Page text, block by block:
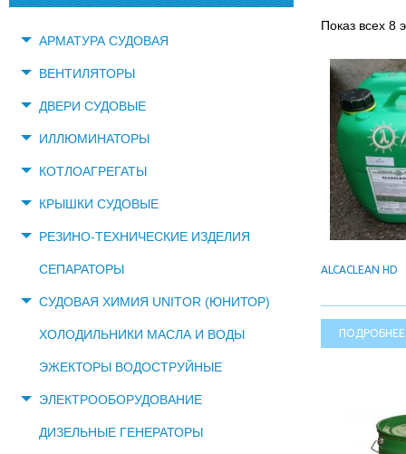
АРМАТУРА СУДОВАЯ
ВЕНТИЛЯТОРЫ
ДВЕРИ СУДОВЫЕ
ИЛЛЮМИНАТОРЫ
КОТЛОАГРЕГАТЫ
КРЫШКИ СУДОВЫЕ
РЕЗИНО-ТЕХНИЧЕСКИЕ ИЗДЕЛИЯ
СЕПАРАТОРЫ
СУДОВАЯ ХИМИЯ UNITOR (ЮНИТОР)
ХОЛОДИЛЬНИКИ МАСЛА И ВОДЫ
ЭЖЕКТОРЫ ВОДОСТРУЙНЫЕ
ЭЛЕКТРООБОРУДОВАНИЕ
ДИЗЕЛЬНЫЕ ГЕНЕРАТОРЫ
Показ всех 8
ALCACLEAN HD
ПОДРОБНЕЕ